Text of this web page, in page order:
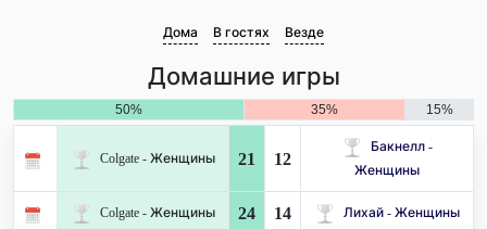
Дома В гостях Везде
Домашние игры
50% 35% 15%
Colgate - Женщины 21 12
Бакнелл -
Женщины
Colgate - Женщины 24 14 Лихай - Женщины